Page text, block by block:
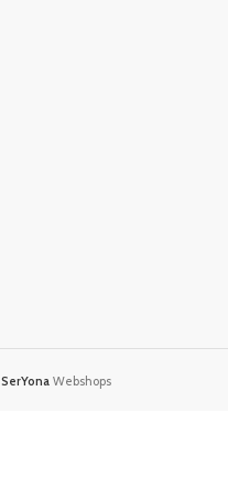
SerYona Webshops